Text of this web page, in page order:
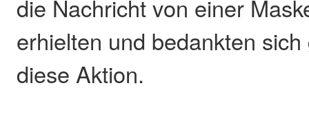
die Nachricht von einer
erhielten und bedankten
diese Aktion.